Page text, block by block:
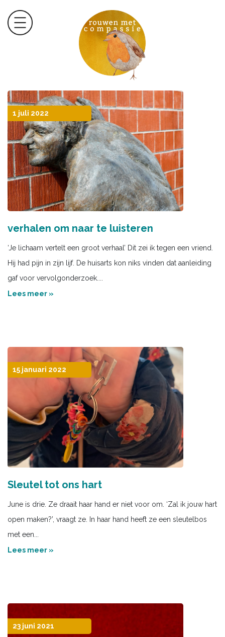
1 juli 2022
verhalen om naar te luisteren
‘Je lichaam vertelt een groot verhaal’ Dit zei ik tegen een vriend.
Hij had pijn in zijn lijf. De huisarts kon niks vinden dat aanleiding
gaf voor vervolgonderzoek....
Lees meer »
15 januari 2022
Sleutel tot ons hart
June is drie. Ze draait haar hand er niet voor om. ‘Zal ik jouw hart
open maken?’, vraagt ze. In haar hand heeft ze een sleutelbos
met een...
Lees meer »
23 juni 2021